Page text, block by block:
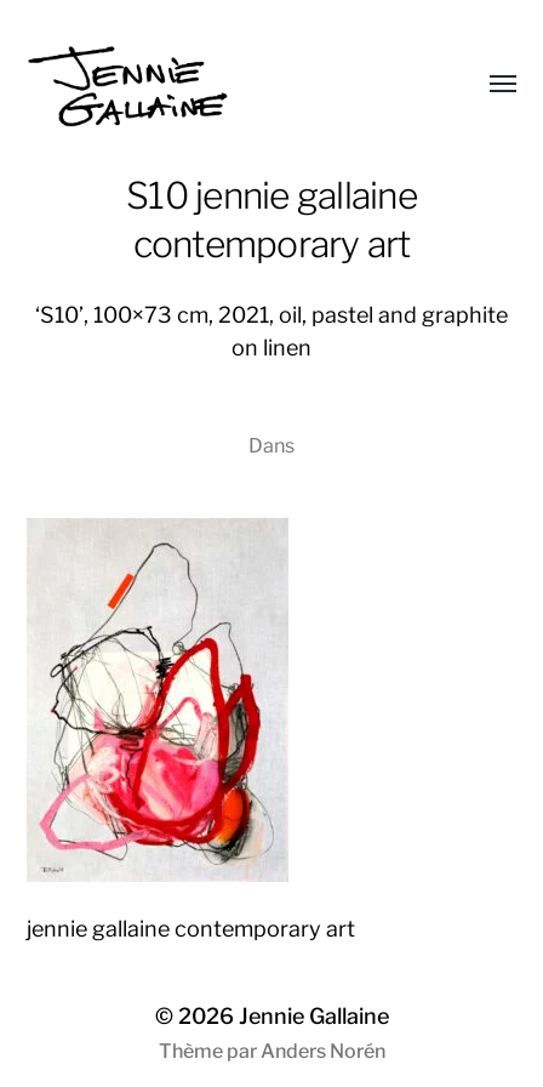
GallaineS10 jennie gallaine
contemporary art
‘S10’, 100×73 cm, 2021, oil, pastel and graphite
on linen
Dans
jennie gallaine contemporary art
© 2026Jennie Gallaine
Thème par Anders Norén